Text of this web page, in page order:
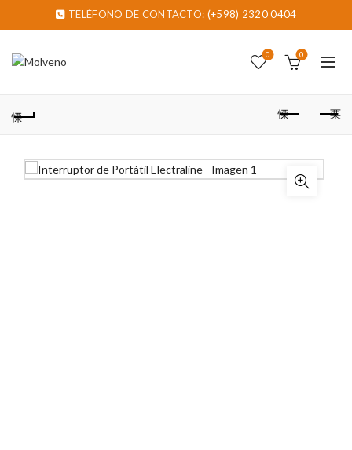
TELÉFONO DE CONTACTO: (+598) 2320 0404
0 0